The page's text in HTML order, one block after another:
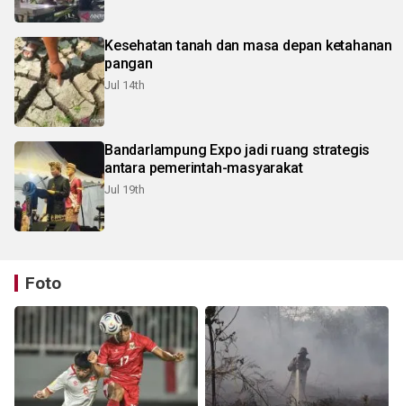
Kesehatan tanah dan masa depan ketahanan
pangan
Jul 14th
Bandarlampung Expo jadi ruang strategis
antara pemerintah-masyarakat
Jul 19th
Foto